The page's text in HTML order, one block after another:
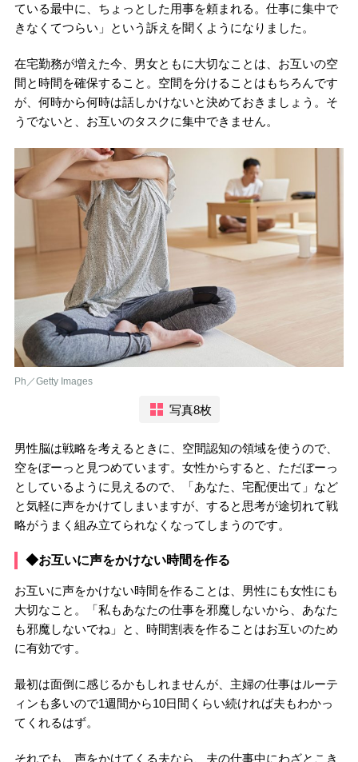
ている最中に、ちょっとした用事を頼まれる。仕事に集中で
きなくてつらい」という訴えを聞くようになりました。
在宅勤務が増えた今、男女ともに大切なことは、お互いの空
間と時間を確保すること。空間を分けることはもちろんです
が、何時から何時は話しかけないと決めておきましょう。そ
うでないと、お互いのタスクに集中できません。
Ph／Getty Images
写真8枚
男性脳は戦略を考えるときに、空間認知の領域を使うので、
空をぼーっと見つめています。女性からすると、ただぼーっ
としているように見えるので、「あなた、宅配便出て」など
と気軽に声をかけてしまいますが、すると思考が途切れて戦
略がうまく組み立てられなくなってしまうのです。
◆お互いに声をかけない時間を作る
お互いに声をかけない時間を作ることは、男性にも女性にも
大切なこと。「私もあなたの仕事を邪魔しないから、あなた
も邪魔しないでね」と、時間割表を作ることはお互いのため
に有効です。
最初は面倒に感じるかもしれませんが、主婦の仕事はルーテ
ィンも多いので1週間から10日間くらい続ければ夫もわかっ
てくれるはず。
それでも、声をかけてくる夫なら、夫の仕事中にわざとこき